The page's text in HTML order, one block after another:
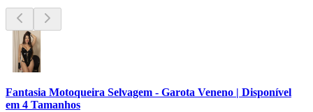
Fantasia Motoqueira Selvagem - Garota Veneno | Disponível
em 4 Tamanhos